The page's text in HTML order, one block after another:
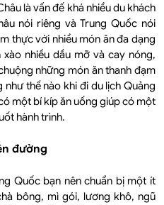
là vấn đế khá nhiều du khách
nói riêng và Trung Quốc nói
thực với nhiều món ăn đa dạng
nhiều dầu mỡ và cay nóng,
những món ăn thanh đạm
như thế nào khi đi du lịch Quảng
một bí kíp ăn uống giúp có một
hành trình.
đường
Quốc bạn nên chuẩn bị một ít
bông, mì gói, lương khô, ngũ